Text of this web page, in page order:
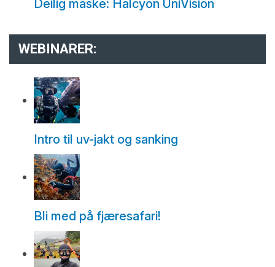
Deilig maske: Halcyon UniVision
WEBINARER:
Intro til uv-jakt og sanking
Bli med på fjæresafari!